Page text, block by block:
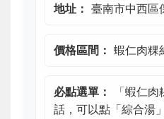
地址： 臺南市中西區
價格區間： 蝦仁肉
必點選單：
「蝦仁
話，可以點「綜合湯